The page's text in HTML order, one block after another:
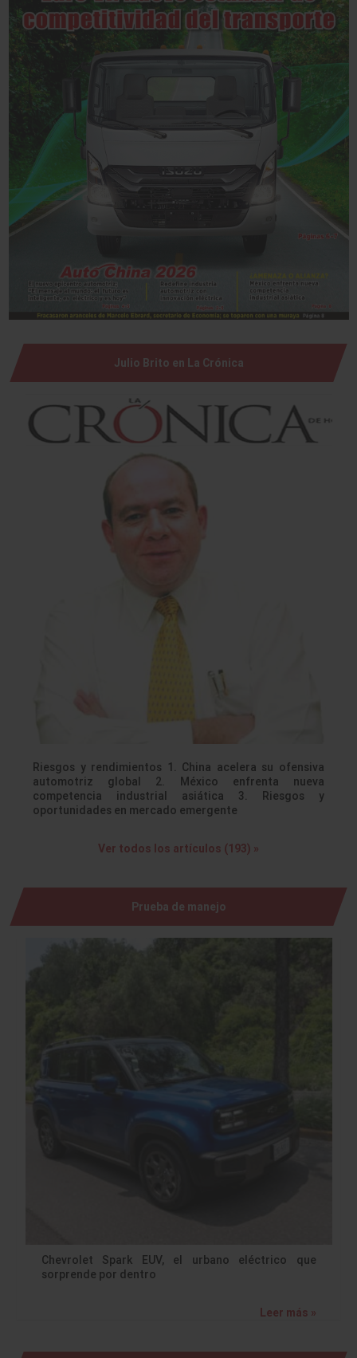
Julio Brito en La Crónica
Riesgos y rendimientos 1. China acelera su ofensiva
automotriz global 2. México enfrenta nueva
competencia industrial asiática 3. Riesgos y
oportunidades en mercado emergente
Ver todos los artículos (193) »
Prueba de manejo
Chevrolet Spark EUV, el urbano eléctrico que
sorprende por dentro
Leer más »